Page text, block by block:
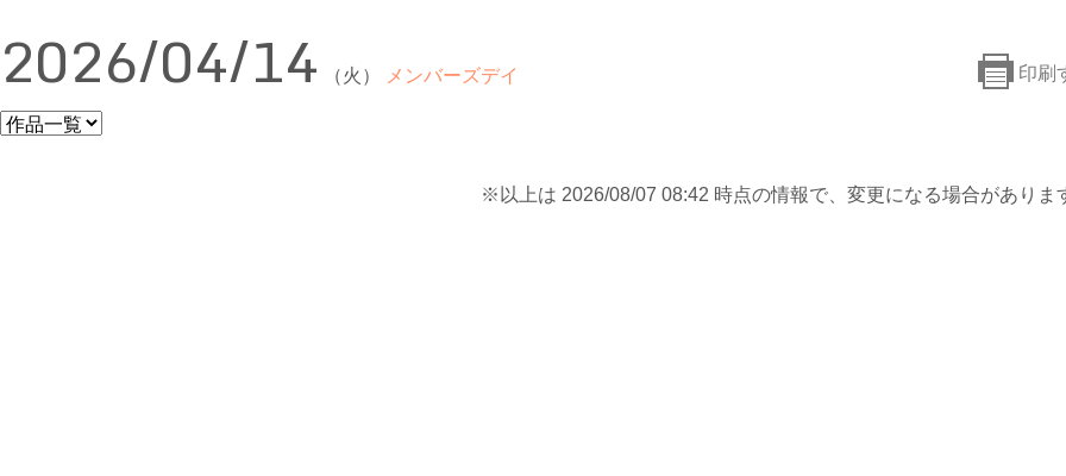
印刷
2026/04/14 （火） メンバーズデイ
※以上は 2026/08/07 08:42 時点の情報で、変更になる場合がありま